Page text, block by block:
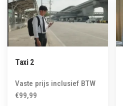
Taxi 2
Vaste prijs inclusief BTW
€99,99